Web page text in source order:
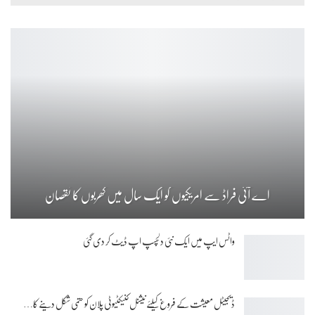
اے آئی فراڈ سے امریکیوں کو ایک سال میں کھربوں کا نقصان
واٹس ایپ میں ایک نئی دلچسپ اپ ڈیٹ کر دی گئی
ڈیجیٹل معیشت کے فروغ کیلئے نیشنل کنیکٹیوٹی پلان کو حتمی شکل دینے کا…